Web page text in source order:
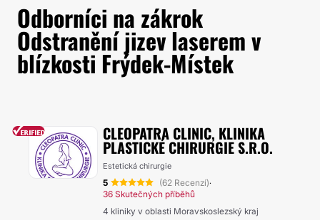
Odborníci na zákrok
Odstranění jizev laserem v
blízkosti Frýdek-Místek
CLEOPATRA CLINIC, KLINIKA
PLASTICKÉ CHIRURGIE S.R.O.
Estetická chirurgie
5 (62 Recenzí)·
36 Skutečných příběhů
4 kliniky v oblasti Moravskoslezský kraj